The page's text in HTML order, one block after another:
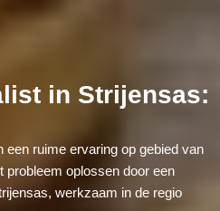
in Strijensas:
een ruime ervaring op gebied van
probleem oplossen door een
werkzaam in de regio